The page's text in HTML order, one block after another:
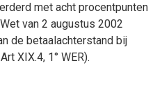
met acht procentpunten
van 2 augustus 2002
de betaalachterstand bij
XIX.4, 1° WER).